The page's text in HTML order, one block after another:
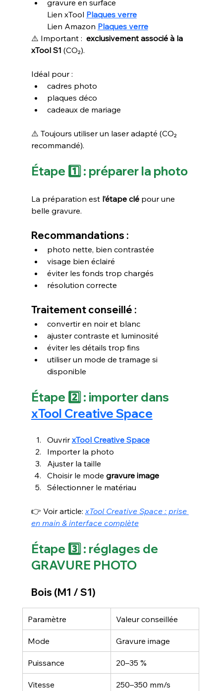
gravure en surface
Lien xTool Plaques verre
Lien Amazon Plaques verre
⚠️ Important : exclusivement associé à la
xTool S1 (CO₂).
Idéal pour :
cadres photo
plaques déco
cadeaux de mariage
⚠️ Toujours utiliser un laser adapté (CO₂
recommandé).
Étape 1️⃣ : préparer la photo
La préparation est l’étape clé pour une
belle gravure.
Recommandations :
photo nette, bien contrastée
visage bien éclairé
éviter les fonds trop chargés
résolution correcte
Traitement conseillé :
convertir en noir et blanc
ajuster contraste et luminosité
éviter les détails trop fins
utiliser un mode de tramage si
disponible
Étape 2️⃣ : importer dans
xTool Creative Space
Ouvrir xTool Creative Space
Importer la photo
Ajuster la taille
Choisir le mode gravure image
Sélectionner le matériau
👉 Voir article: xTool Creative Space : prise
en main & interface complète
Étape 3️⃣ : réglages de
GRAVURE PHOTO
Bois (M1 / S1)
Paramètre Valeur conseillée
Mode Gravure image
Puissance 20–35 %
Vitesse 250–350 mm/s